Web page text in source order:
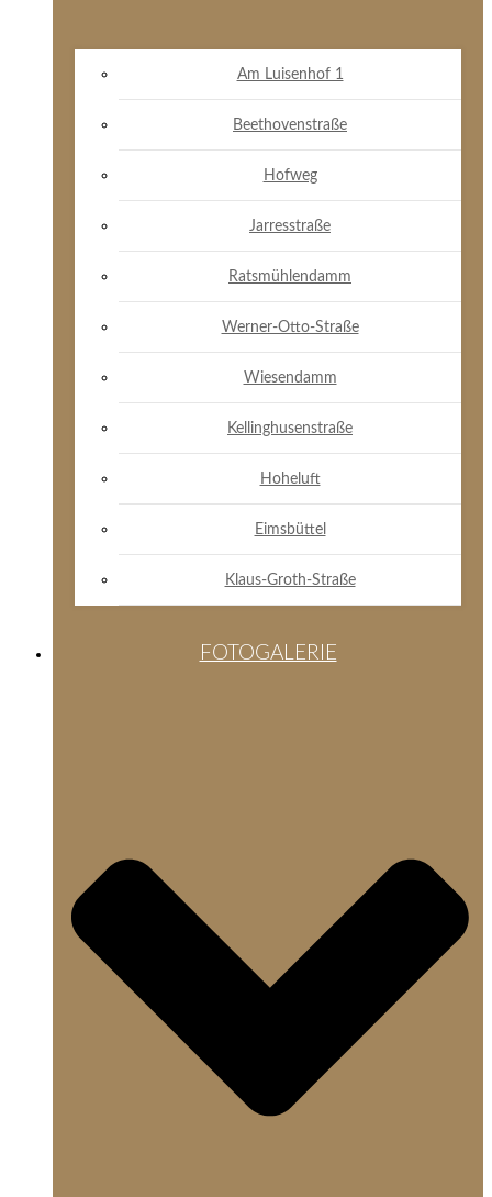
Am Luisenhof 1
Beethovenstraße
Hofweg
Jarresstraße
Ratsmühlendamm
Werner-Otto-Straße
Wiesendamm
Kellinghusenstraße
Hoheluft
Eimsbüttel
Klaus-Groth-Straße
FOTOGALERIE